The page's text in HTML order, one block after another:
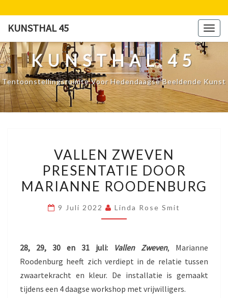
content
KUNSTHAL 45
KUNSTHAL 45
Tentoonstellingsruimte Voor Hedendaagse Beeldende Kunst
ZWEVEN
PRESENTATIE
DOOR
ROODENBURG
VALLEN ZWEVEN
PRESENTATIE DOOR
MARIANNE ROODENBURG
9 Juli 2022 Linda Rose Smit
28, 29, 30 en 31 juli: Vallen Zweven, Marianne
Roodenburg heeft zich verdiept in de relatie tussen
zwaartekracht en kleur. De installatie is gemaakt
tijdens een 4 daagse workshop met vrijwilligers.